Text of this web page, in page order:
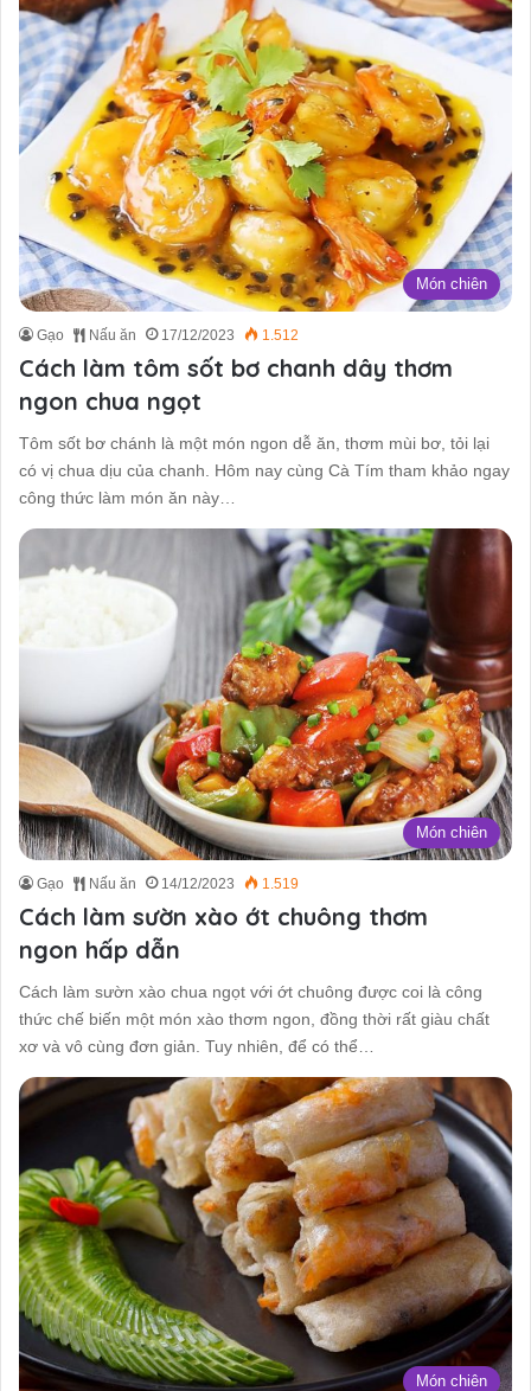
Món chiên
Gạo Nấu ăn 17/12/2023 1.512
Cách làm tôm sốt bơ chanh dây thơm
ngon chua ngọt
Tôm sốt bơ chánh là một món ngon dễ ăn, thơm mùi bơ, tỏi lại
có vị chua dịu của chanh. Hôm nay cùng Cà Tím tham khảo ngay
công thức làm món ăn này…
Món chiên
Gạo Nấu ăn 14/12/2023 1.519
Cách làm sườn xào ớt chuông thơm
ngon hấp dẫn
Cách làm sườn xào chua ngọt với ớt chuông được coi là công
thức chế biến một món xào thơm ngon, đồng thời rất giàu chất
xơ và vô cùng đơn giản. Tuy nhiên, để có thể…
Món chiên